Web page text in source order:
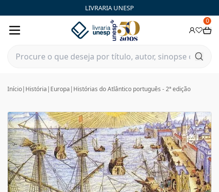
LIVRARIA UNESP
0
Início| História | Europa | Histórias do Atlântico português - 2ª edição